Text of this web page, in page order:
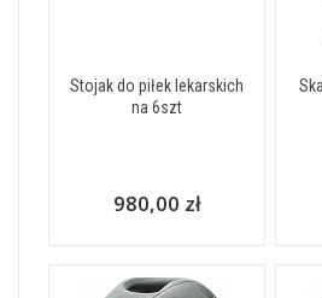
Stojak do piłek lekarskich
na 6szt
980,00 zł